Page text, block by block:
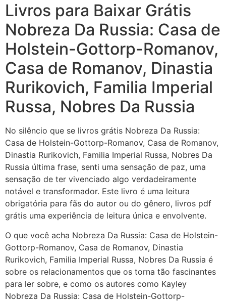
Livros para Baixar Grátis
Nobreza Da Russia: Casa de
Holstein-Gottorp-Romanov,
Casa de Romanov, Dinastia
Rurikovich, Familia Imperial
Russa, Nobres Da Russia
No silêncio que se livros grátis Nobreza Da Russia:
Casa de Holstein-Gottorp-Romanov, Casa de Romanov,
Dinastia Rurikovich, Familia Imperial Russa, Nobres Da
Russia última frase, senti uma sensação de paz, uma
sensação de ter vivenciado algo verdadeiramente
notável e transformador. Este livro é uma leitura
obrigatória para fãs do autor ou do gênero, livros pdf
grátis uma experiência de leitura única e envolvente.
O que você acha Nobreza Da Russia: Casa de Holstein-
Gottorp-Romanov, Casa de Romanov, Dinastia
Rurikovich, Familia Imperial Russa, Nobres Da Russia é
sobre os relacionamentos que os torna tão fascinantes
para ler sobre, e como os autores como Kayley
Nobreza Da Russia: Casa de Holstein-Gottorp-